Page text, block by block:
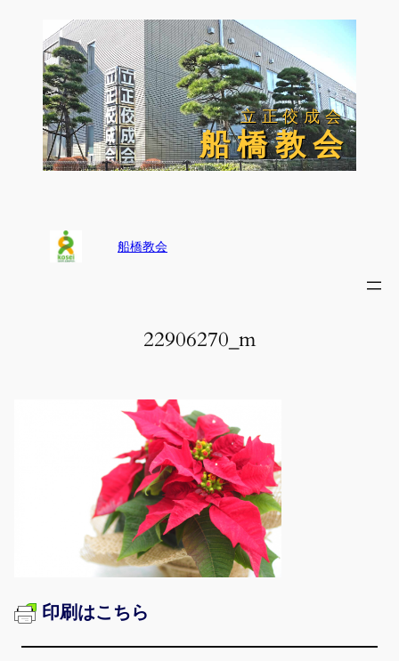
立正佼成会
立正佼成会
船 橋 教 会
船 橋 教 会
船橋教会
22906270_m
印刷はこちら